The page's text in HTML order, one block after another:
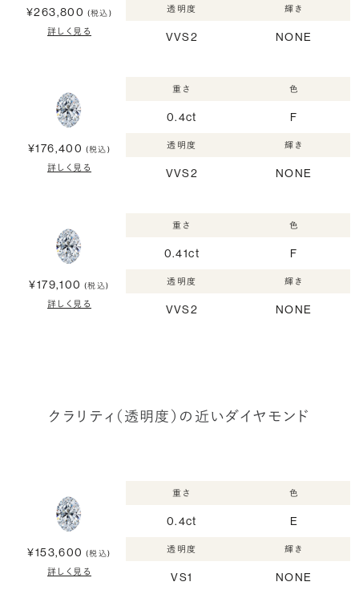
¥263,800 (税込)
詳しく見る
透明度
VVS2
輝き
NONE
¥176,400 (税込)
詳しく見る
重さ
0.4ct
色
F
透明度
VVS2
輝き
NONE
¥179,100 (税込)
詳しく見る
重さ
0.41ct
色
F
透明度
VVS2
輝き
NONE
クラリティ（透明度）の近いダイヤモンド
¥153,600 (税込)
詳しく見る
重さ
0.4ct
色
E
透明度
VS1
輝き
NONE